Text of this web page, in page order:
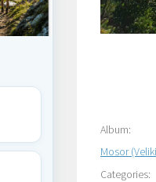
Album:
Mosor
Categories: